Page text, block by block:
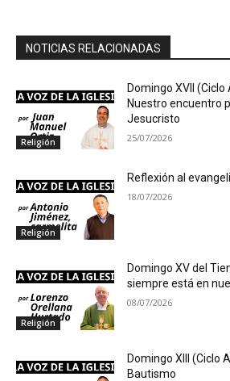
NOTICIAS RELACIONADAS
Religión
Domingo XVII
Nuestro encuentro
Jesucristo
25/07/2026
Religión
Reflexión al
18/07/2026
Religión
Domingo XV del
siempre está en
08/07/2026
Domingo XIII (Ciclo
Bautismo